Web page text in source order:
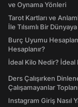
ve Oynama Yönleri
Tarot Kartları ve
İle Tılsımlı Bir
Burç Uyumu
Hesaplanır?
İdeal Kilo Nedir? İdeal
Ders Çalışırken
Çalışamayanlar
Instagram Giriş Nasıl